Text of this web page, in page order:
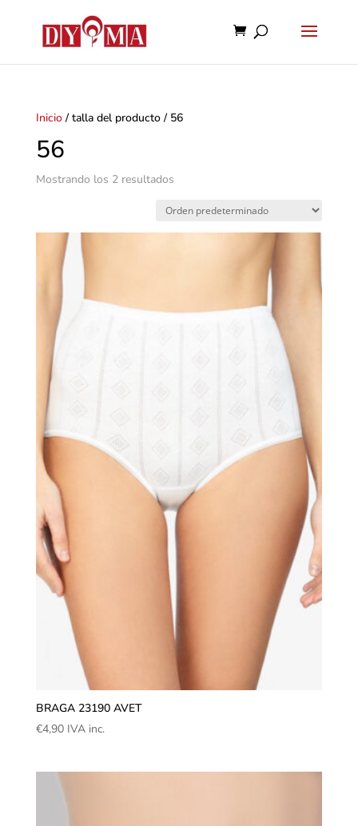
Inicio/ talla del producto / 56
56
Mostrando los 2 resultados
BRAGA 23190 AVET
€4,90 IVA inc.